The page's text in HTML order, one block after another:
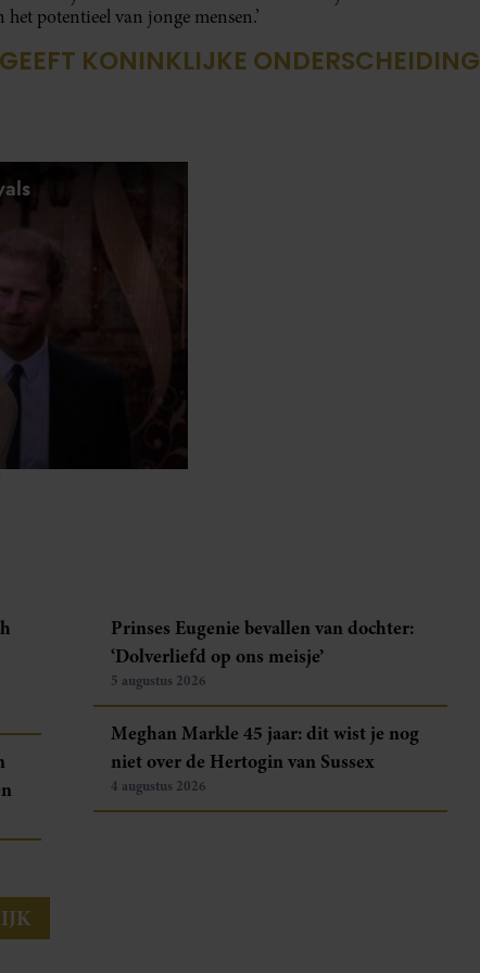
potentieel van jonge mensen.’
KONINKLIJKE ONDERSCHEIDING
Prinses Eugenie bevallen van dochter:
‘Dolverliefd op ons meisje’
5 augustus 2026
Meghan Markle 45 jaar: dit wist je nog
niet over de Hertogin van Sussex
4 augustus 2026